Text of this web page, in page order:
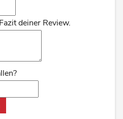
deiner Review.